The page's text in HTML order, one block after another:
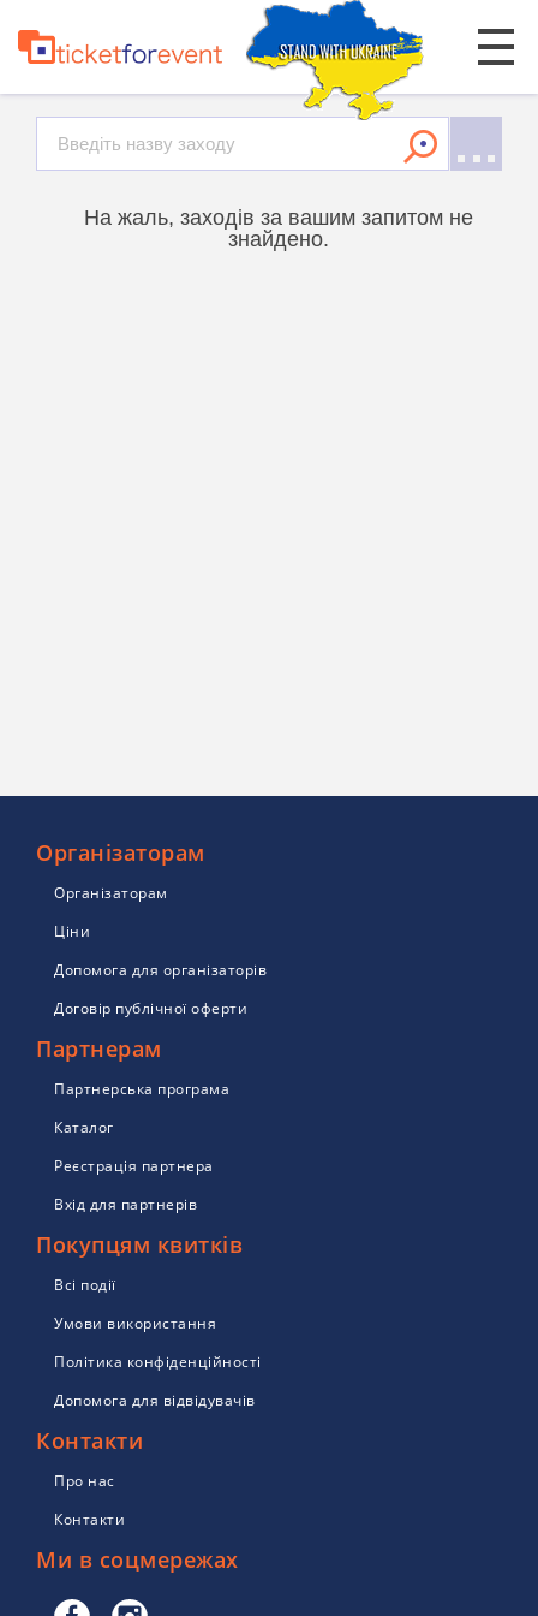
На жаль, заходів за вашим запитом не
знайдено.
Організаторам
Організаторам
Ціни
Допомога для організаторів
Договір публічної оферти
Партнерам
Партнерська програма
Каталог
Реєстрація партнера
Вхід для партнерів
Покупцям квитків
Всі події
Умови використання
Політика конфіденційності
Допомога для відвідувачів
Контакти
Про нас
Контакти
Ми в соцмережах